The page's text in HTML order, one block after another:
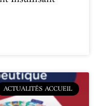
ACTUALITÉS ACCUEIL